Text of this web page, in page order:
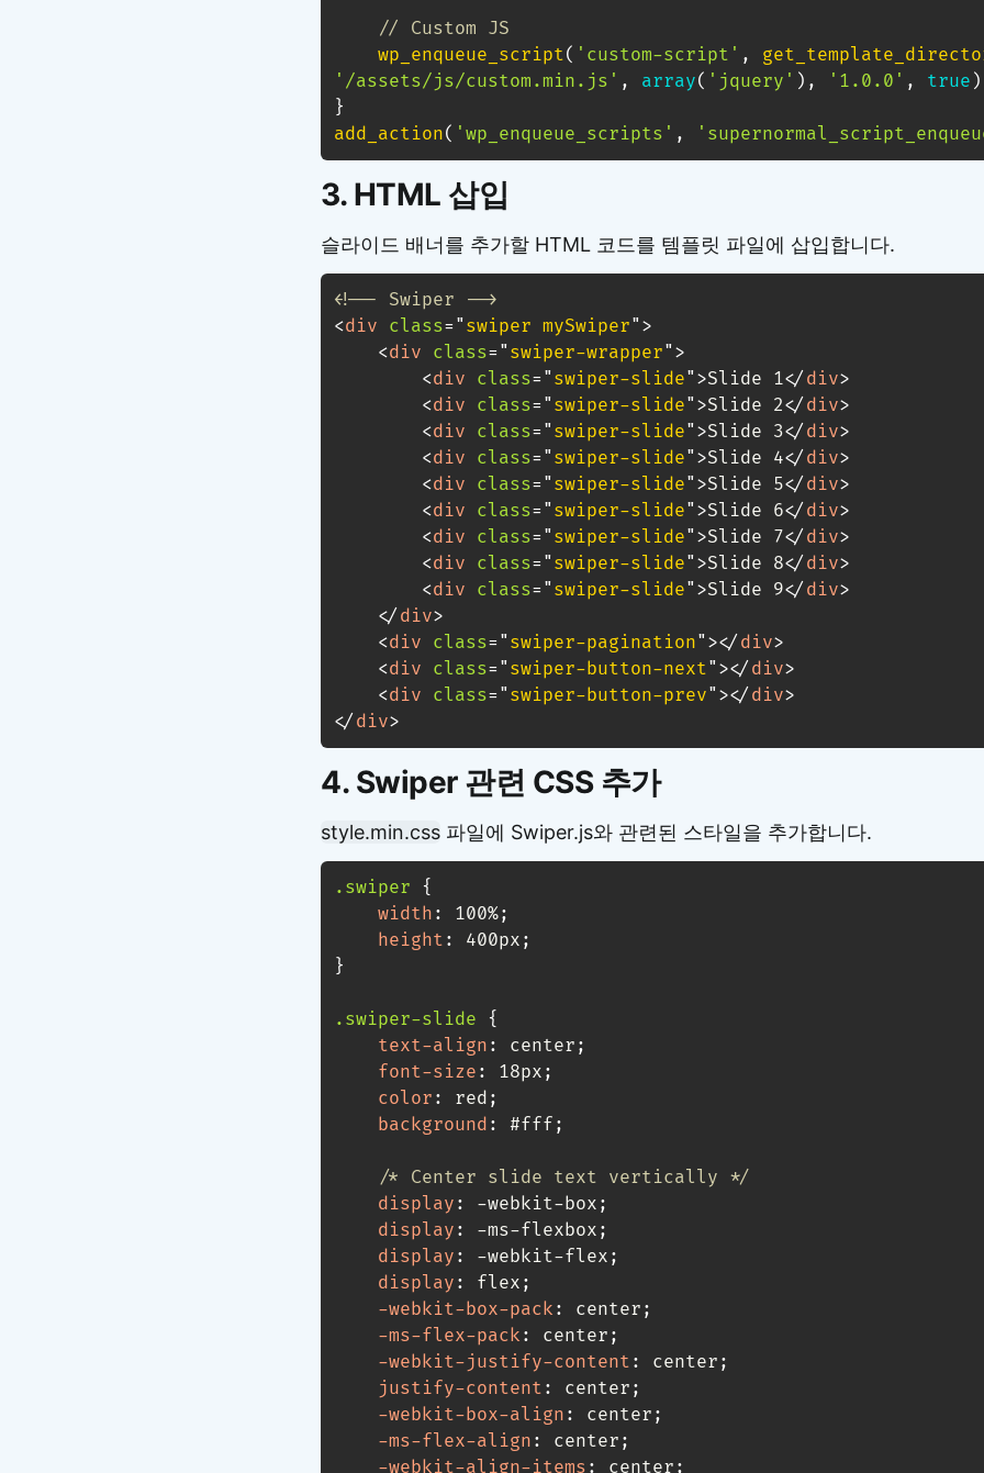
// Custom JS
wp_enqueue_script( 'custom-script' ,
'/assets/js/custom.min.js' , array( 'jquery' ) , '1.0.0' , true )
}
add_action( 'wp_enqueue_scripts' ,
3. HTML 삽입
슬라이드 배너를 추가할 HTML 코드를 템플릿 파일에 삽입합니다.
<!-- Swiper -->
<div class= " swiper mySwiper" >
<div class= " swiper-wrapper" >
<div class= " swiper-slide" >Slide 1</ div>
<div class= " swiper-slide" >Slide 2</ div>
<div class= " swiper-slide" >Slide 3</ div>
<div class= " swiper-slide" >Slide 4</ div>
<div class= " swiper-slide" >Slide 5</ div>
<div class= " swiper-slide" >Slide 6</ div>
<div class= " swiper-slide" >Slide 7</ div>
<div class= " swiper-slide" >Slide 8</ div>
<div class= " swiper-slide" >Slide 9</ div>
</ div>
<div class= " swiper-pagination" ></ div>
<div class= " swiper-button-next" ></ div>
<div class= " swiper-button-prev" ></ div>
</ div>
4. Swiper 관련 CSS 추가
style.min.css 파일에 Swiper.js와 관련된 스타일을 추가합니다.
.swiper
{
width : 100%;
height : 400px ;
}
.swiper-slide
{
text-align : center ;
font-size : 18px ;
color : red ;
background : #fff ;
/* Center slide text vertically */
display : -webkit-box ;
display : -ms-flexbox ;
display : -webkit-flex ;
display : flex ;
-webkit-box-pack : center ;
-ms-flex-pack : center ;
-webkit-justify-content : center ;
justify-content : center ;
-webkit-box-align : center ;
-ms-flex-align : center ;
-webkit-align-items : center ;